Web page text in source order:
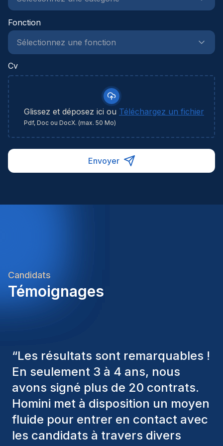
Fonction
Cv
Glissez et déposez ici ou Téléchargez un fichier
Pdf, Doc ou DocX. (max. 50 Mo)
Envoyer
Candidats
Témoignages
“Les consultants Homini ont
toujours pris en considération
divers critères pour nous proposer
les bons candidats. Ceux que
nous avons recrutés sont toujours
parmi nous, et personnellement, je